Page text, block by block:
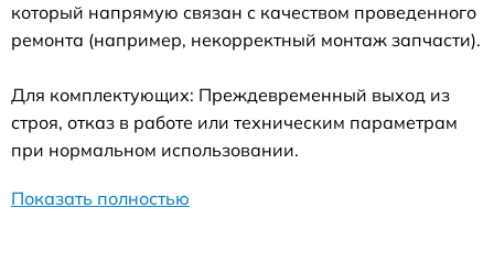
который напрямую связан с качеством проведенного
ремонта (например, некорректный монтаж запчасти).
Для комплектующих: Преждевременный выход из
строя, отказ в работе или техническим параметрам
при нормальном использовании.
Показать полностью